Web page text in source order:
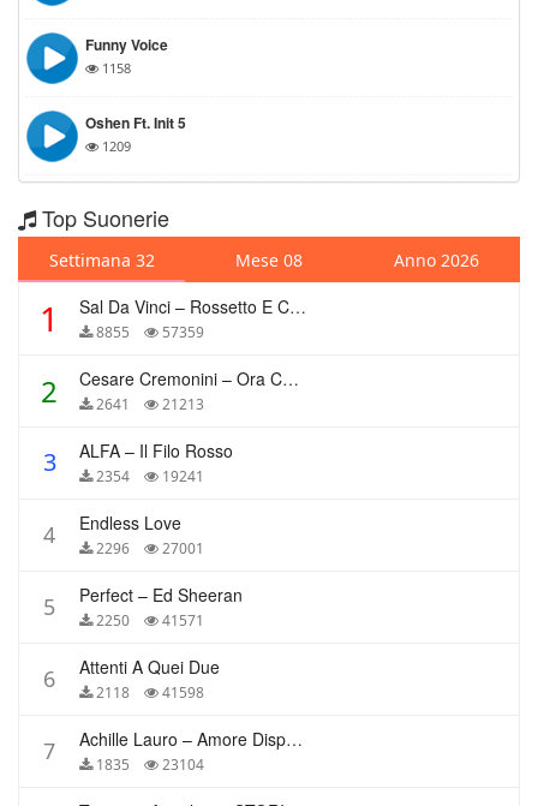
Funny Voice
1158
Oshen Ft. Init 5
1209
Top Suonerie
Settimana 32 Mese 08 Anno 2026
1 Sal Da Vinci – Rossetto E Caffè
8855 57359
2 Cesare Cremonini – Ora Che Non Ho Più Te
2641 21213
3 ALFA – Il Filo Rosso
2354 19241
4 Endless Love
2296 27001
5 Perfect – Ed Sheeran
2250 41571
6 Attenti A Quei Due
2118 41598
7 Achille Lauro – Amore Disperato
1835 23104